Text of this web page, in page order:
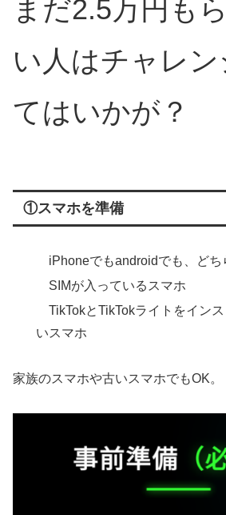
まだ2.5万円も
い人はチャレ
てはいかが？
①スマホを準備
iPhoneでもandroidでも、どち
SIMが入っているスマホ
TikTokとTikTokライトをイン
いスマホ
家族のスマホや古いスマホでもOK。